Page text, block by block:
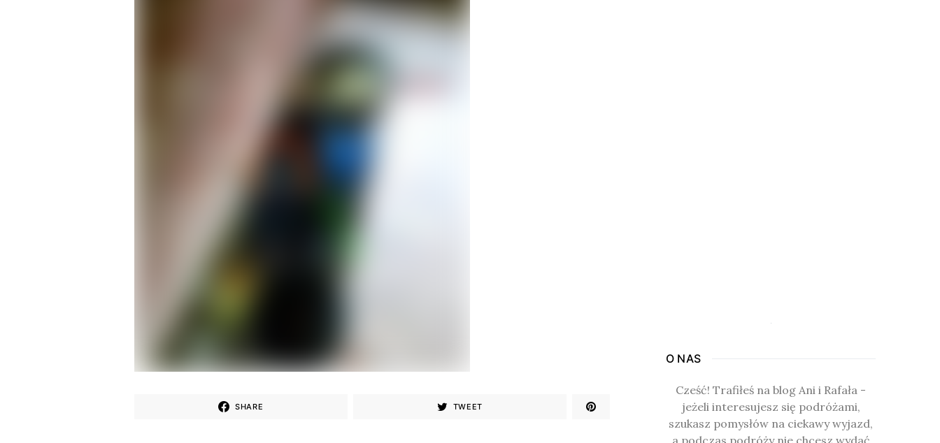
SHARE TWEET
O NAS
Cześć! Trafiłeś na blog Ani i Rafała -
jeżeli interesujesz się podróżami,
szukasz pomysłów na ciekawy wyjazd,